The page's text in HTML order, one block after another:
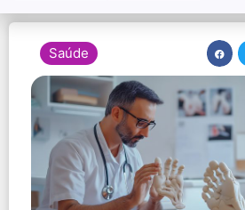
Saúde